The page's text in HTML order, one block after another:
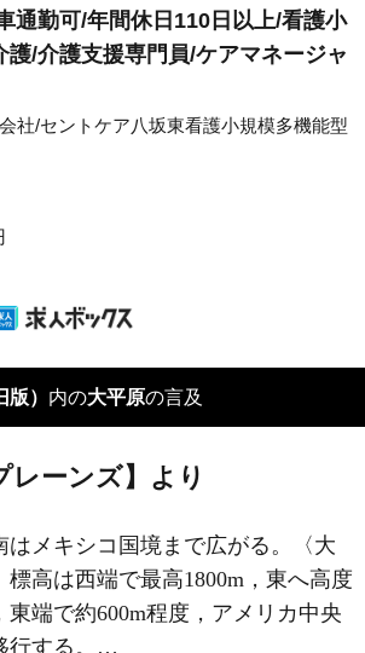
通勤可/年間休日110日以上/看護小
護/介護支援専門員/ケアマネージャ
社/セントケア八坂東看護小規模多機能型
） 内の大平原の言及
レーンズ】より
メキシコ国境まで広がる。〈大
高は西端で最高1800m，東へ高度
東端で約600m程度，アメリカ中央
行する。…